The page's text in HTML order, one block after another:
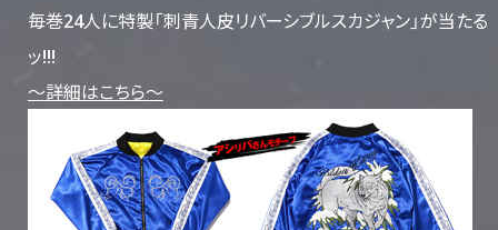
毎巻24人に特製「刺青人皮リバーシブルスカジャン」が当たる
ッ!!!
～詳細はこちら～